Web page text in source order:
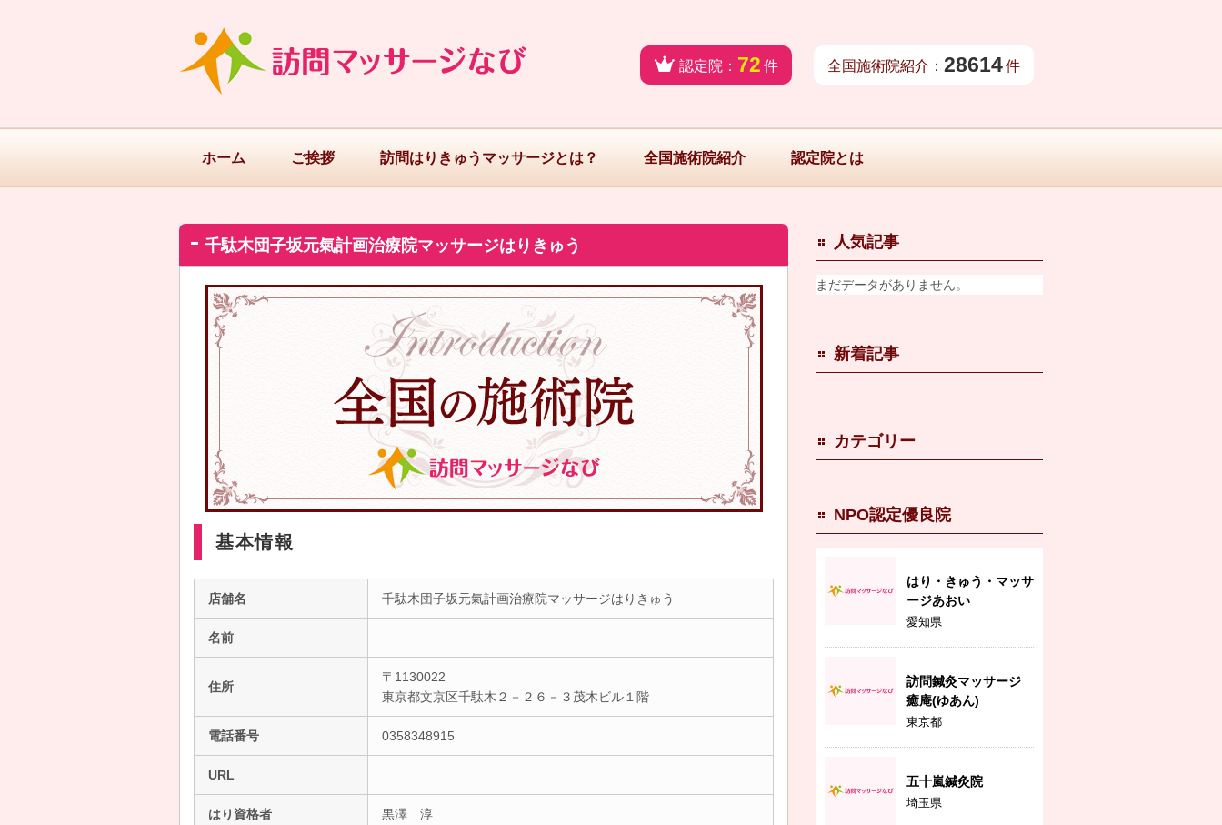
認定院： 72 件 全国施術院紹介： 28614件
ホーム ご挨拶 訪問はりきゅうマッサージとは？ 全国施術院紹介 認定院とは
千駄木団子坂元氣計画治療院マッサージはりきゅう
基本情報
店舗名 千駄木団子坂元氣計画治療院マッサージはりきゅう
名前
住所
〒1130022
東京都文京区千駄木２－２６－３茂木ビル１階
電話番号 0358348915
URL
はり資格者 黒澤 淳
人気記事
まだデータがありません。
新着記事
カテゴリー
NPO認定優良院
はり・きゅう・マッサ
ージあおい
愛知県
訪問鍼灸マッサージ
癒庵(ゆあん)
東京都
五十嵐鍼灸院
埼玉県